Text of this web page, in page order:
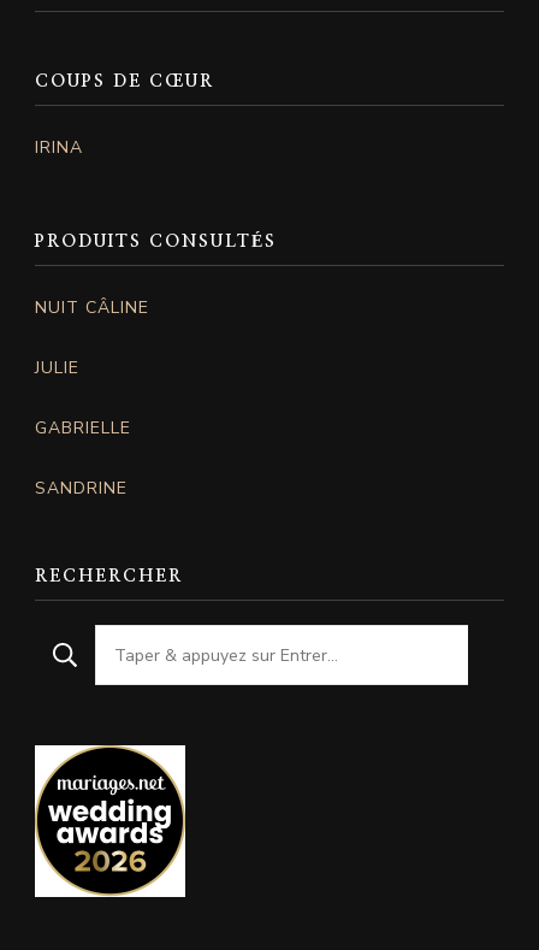
COUPS DE CŒUR
IRINA
PRODUITS CONSULTÉS
NUIT CÂLINE
JULIE
GABRIELLE
SANDRINE
RECHERCHER